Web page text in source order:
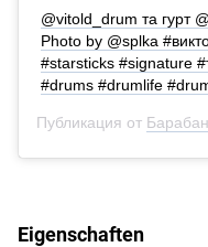
@vitold_drum та гурт
Photo by @splka
#starsticks #signature
#drums #drumlife
Публикация от
Eigenschaften